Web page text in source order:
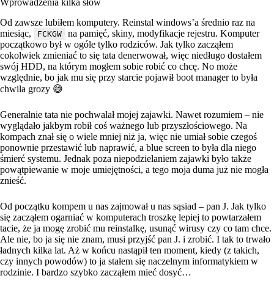
Wprowadzenia kilka słów
Od zawsze lubiłem komputery. Reinstal windows’a średnio raz na
miesiąc,
FCKGW
na pamięć, skiny, modyfikacje rejestru. Komputer
początkowo był w ogóle tylko rodziców. Jak tylko zacząłem
cokolwiek zmieniać to się tata denerwował, więc niedługo dostałem
swój HDD, na którym mogłem sobie robić co chcę. No może
względnie, bo jak mu się przy starcie pojawił boot manager to była
chwila grozy 😅
Generalnie tata nie pochwalał mojej zajawki. Nawet rozumiem – nie
wyglądało jakbym robił coś ważnego lub przyszłościowego. Na
kompach znał się o wiele mniej niż ja, więc nie umiał sobie czegoś
ponownie przestawić lub naprawić, a blue screen to była dla niego
śmierć systemu. Jednak poza niepodzielaniem zajawki było także
powątpiewanie w moje umiejętności, a tego moja duma już nie mogła
znieść.
Od początku kompem u nas zajmował u nas sąsiad – pan J. Jak tylko
się zacząłem ogarniać w komputerach troszkę lepiej to powtarzałem
tacie, że ja mogę zrobić mu reinstalkę, usunąć wirusy czy co tam chce.
Ale nie, bo ja się nie znam, musi przyjść pan J. i zrobić. I tak to trwało
ładnych kilka lat. Aż w końcu nastąpił ten moment, kiedy (z takich,
czy innych powodów) to ja stałem się naczelnym informatykiem w
rodzinie. I bardzo szybko zacząłem mieć dosyć…